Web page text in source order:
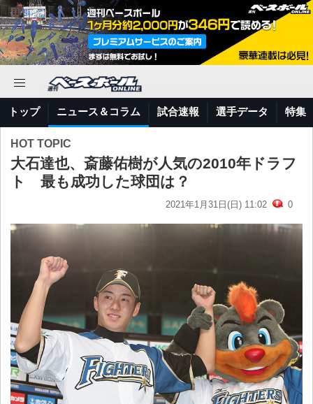
トップ ニュース＆コラム 試合速報 選手データ 特集
HOT TOPIC
大石達也、斎藤佑樹が人気の2010年ドラフ
ト 最も成功した球団は？
2021年1月31日(日) 11:02 0